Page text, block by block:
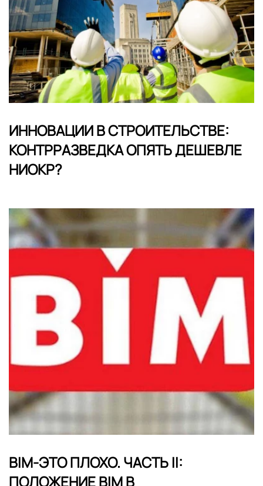
ИННОВАЦИИ В СТРОИТЕЛЬСТВЕ:
КОНТРРАЗВЕДКА ОПЯТЬ ДЕШЕВЛЕ
НИОКР?
BIM-ЭТО ПЛОХО. ЧАСТЬ II:
ПОЛОЖЕНИЕ BIM В